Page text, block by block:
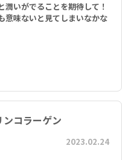
いがでることを期待して！
意味ないと見てしまいなかな
コラーゲン
2023.02.24